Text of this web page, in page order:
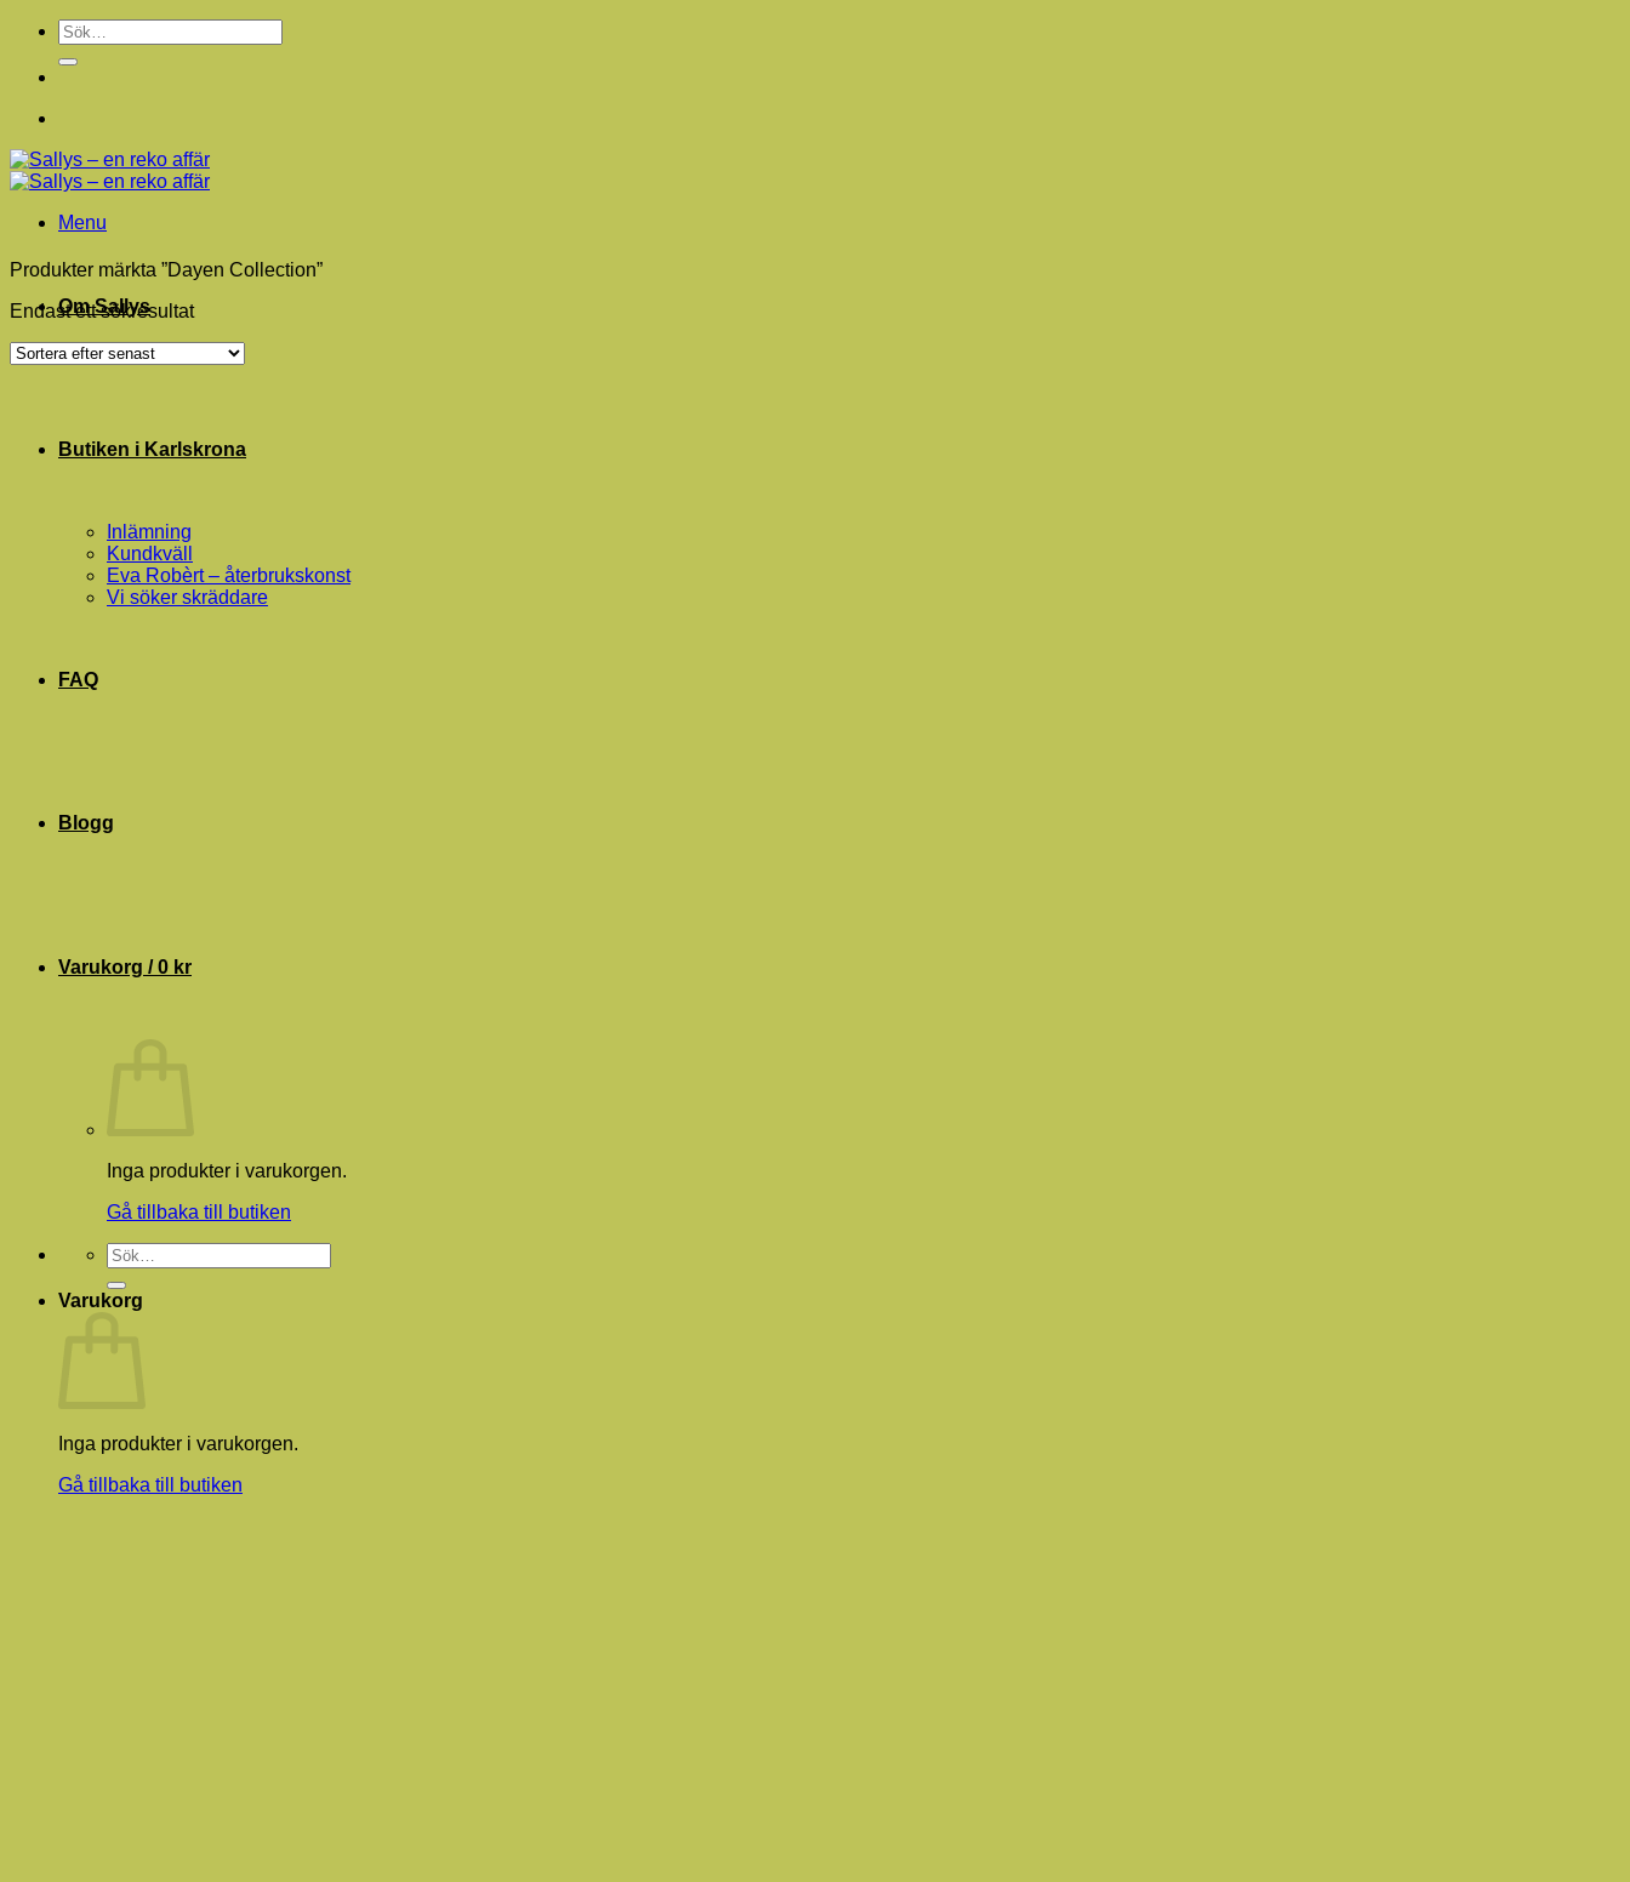
Sök
efter:
Menu
Om Sallys
Butiken i Karlskrona
Inlämning
Kundkväll
Eva Robèrt – återbrukskonst
Vi söker skräddare
FAQ
Blogg
Varukorg /0 kr
Inga produkter i varukorgen.
Gå tillbaka till butiken
Sök
efter:
Varukorg
Inga produkter i varukorgen.
Gå tillbaka till butiken
Produkter märkta ”Dayen Collection”
Endast ett sökresultat